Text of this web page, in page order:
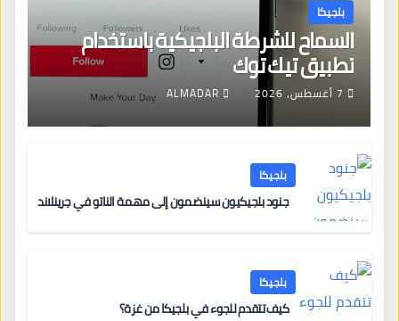
بلجيكا
السماح للشرطة البلجيكية باستخدام
تطبيق تيك توك
7 أغسطس، 2026 ALMADAR
بلجيكا
جنود بلجيكيون سينضمون إلى مهمة الناتو في جرينلاند
بلجيكا
كيف تتقدم للجوء في بلجيكا من غزة؟